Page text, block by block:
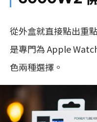
從外盒就直接點出重
是專門為 Apple
色兩種選擇。